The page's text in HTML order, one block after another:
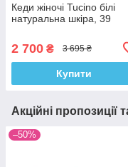
Кеди жіночі Tucino білі
натуральна шкіра, 39
2 700 ₴ 3 695 ₴
Купити
Акційні пропозиції
–50%